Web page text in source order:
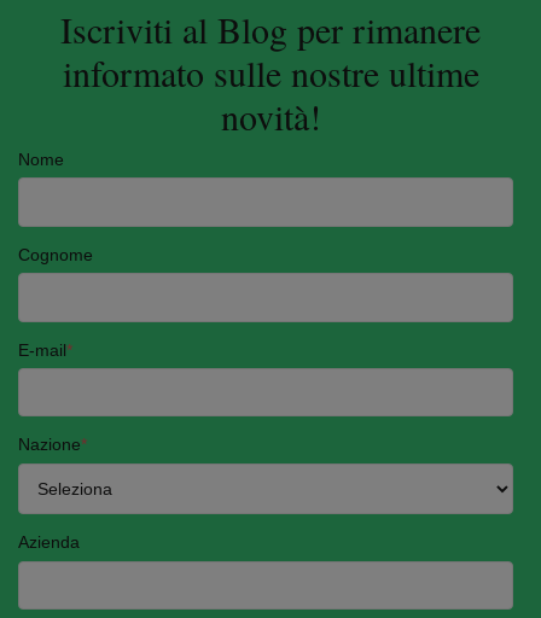
Iscriviti al Blog per rimanere
informato sulle nostre ultime
novità!
Nome
Cognome
E-mail*
Nazione*
Azienda